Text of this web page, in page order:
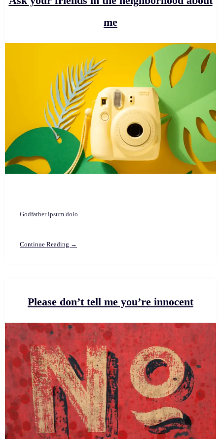
me
Godfather ipsum dolo
Continue Reading →
Please don’t tell me you’re innocent